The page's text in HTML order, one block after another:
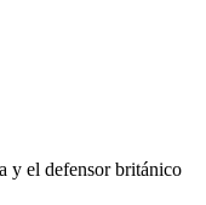
y el defensor británico